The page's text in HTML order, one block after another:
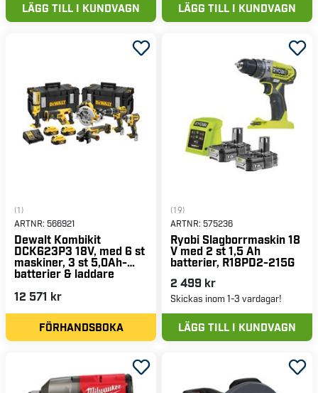
LÄGG TILL I KUNDVAGN LÄGG TILL I KUNDVAGN
(1)
ARTNR: 566921
Dewalt Kombikit
DCK623P3 18V, med 6 st
maskiner, 3 st 5,0Ah-
batterier & laddare
12 571 kr
FÖRHANDSBOKA
(19)
ARTNR: 575236
Ryobi Slagborrmaskin 18
V med 2 st 1,5 Ah
batterier, R18PD2-215G
2 499 kr
Skickas inom 1-3 vardagar!
LÄGG TILL I KUNDVAGN